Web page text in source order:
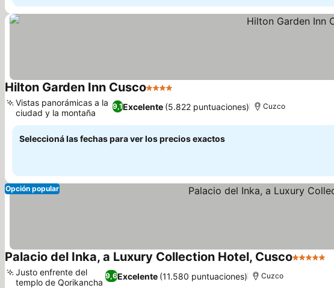
Hilton Garden Inn Cusco4 Estrellas
9,1Excelente (5.822 puntuaciones)
Vistas panorámicas a la
ciudad y la montaña
Cuzco
Seleccioná las fechas para ver los precios exactos
Opción popular
Palacio del Inka, a Luxury Collection Hotel, Cusco5 Estrellas
9,6Excelente (11.580 puntuaciones)
Justo enfrente del
templo de Qorikancha
Cuzco